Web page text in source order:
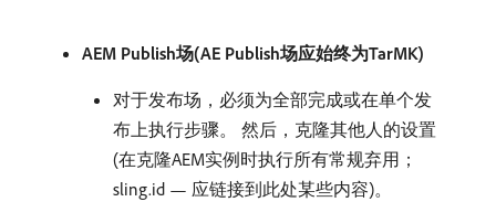
AEM Publish场(AE Publish场应始终为TarMK)
对于发布场，必须为全部完成或在单个发
布上执行步骤。 然后，克隆其他人的设置
(在克隆AEM实例时执行所有常规弃用；
sling.id — 应链接到此处某些内容)。